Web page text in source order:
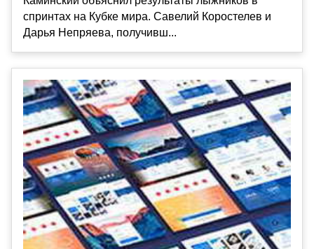
спринтах на Кубке мира. Савелий Коростелев и
Дарья Непряева, получивш...